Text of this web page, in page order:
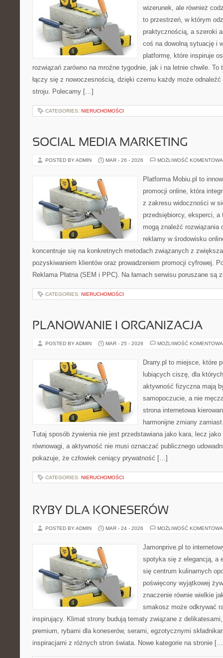
wizerunek, ale również
to przestrzeń, w którym
praktycznością, a szeroki
coś na dowolną sytuację i
platformę, które inspiruje
rozwiązań zarówno na mroźne tygodnie, jak i na letnie chwile. To
łączy się z nowoczesnością, dzięki czemu każdy może
stroju. Polecamy […]
CATEGORIES: NIERUCHOMOŚCI
SOCIAL MEDIA MARKETING
POSTED BY ADMIN MAR - 26 - 2026 MOŻLIWOŚĆ
Platforma Mobiu.pl to
promocji online, która
z zakresu widoczności w
przedsiębiorcy, eksperci,
mogą znaleźć rozwiązania
reklamy w środowisku
koncentruje się na konkretnych metodach związanych z
pozyskiwaniem klientów oraz prowadzeniem promocji cyfrowej.
Reklama Płatna (SEM i PPC). Na łamach serwisu poruszane
CATEGORIES: NIERUCHOMOŚCI
PLANOWANIE I ORGANIZACJA
POSTED BY ADMIN MAR - 25 - 2026 MOŻLIWOŚĆ
Drarry.pl to miejsce, które
lubiących ciszę, dla
aktywność fizyczna mają
samopoczucie, a nie
strona internetowa
harmonijne zmiany
Tutaj sposób żywienia nie jest przedstawiana jako kara, lecz jako
równowagi, a aktywność nie musi oznaczać publicznego
pokazuje, że człowiek ceniący prywatność […]
CATEGORIES: NIERUCHOMOŚCI
RYBY DLA KONESERÓW
POSTED BY ADMIN MAR - 24 - 2026 MOŻLIWOŚĆ
Jamonprive.pl to
spotyka się z elegancją, a
się centrum kulinarnych
poświęcony wyjątkowej
znaczenie równie wielkie
smakosz może odkrywać
inspirujący. Klimat strony budują tematy związane z
premium, rybami dla koneserów, serami, egzotycznymi
inspiracjami z różnych stron świata. Nowe kategorie na stronie